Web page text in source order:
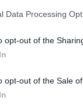
Data Processing
opt-out of the
opt-out of the Sale
επίσης
την